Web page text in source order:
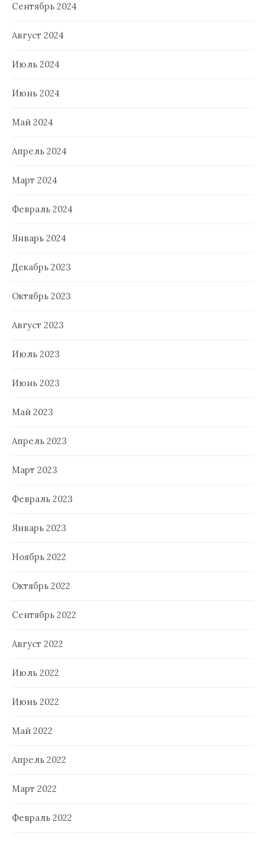
Сентябрь 2024
Август 2024
Июль 2024
Июнь 2024
Май 2024
Апрель 2024
Март 2024
Февраль 2024
Январь 2024
Декабрь 2023
Октябрь 2023
Август 2023
Июль 2023
Июнь 2023
Май 2023
Апрель 2023
Март 2023
Февраль 2023
Январь 2023
Ноябрь 2022
Октябрь 2022
Сентябрь 2022
Август 2022
Июль 2022
Июнь 2022
Май 2022
Апрель 2022
Март 2022
Февраль 2022